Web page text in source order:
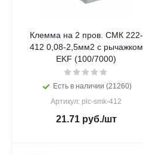
Клемма на 2 пров. СМК 222-
412 0,08-2,5мм2 с рычажком
EKF (100/7000)
Есть в наличии (21260)
Артикул: plc-smk-412
21.71руб./шт